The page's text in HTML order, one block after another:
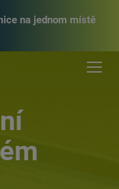
na jednom místě